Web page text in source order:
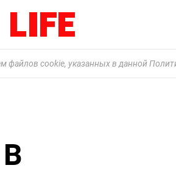
файлов cookie, указанных в данной